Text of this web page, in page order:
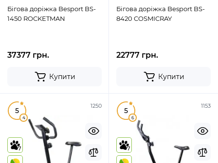
Бігова доріжка Besport BS-
1450 ROCKETMAN
37377 грн.
Купити
Бігова доріжка Besport BS-
8420 COSMICRAY
22777 грн.
Купити
1250
5
4
7
1153
5
6
7